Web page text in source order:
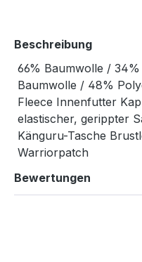
Beschreibung
66% Baumwolle /
Baumwolle / 48%
Fleece Innenfutter
elastischer, gerippter
Känguru-Tasche
Warriorpatch
Bewertungen